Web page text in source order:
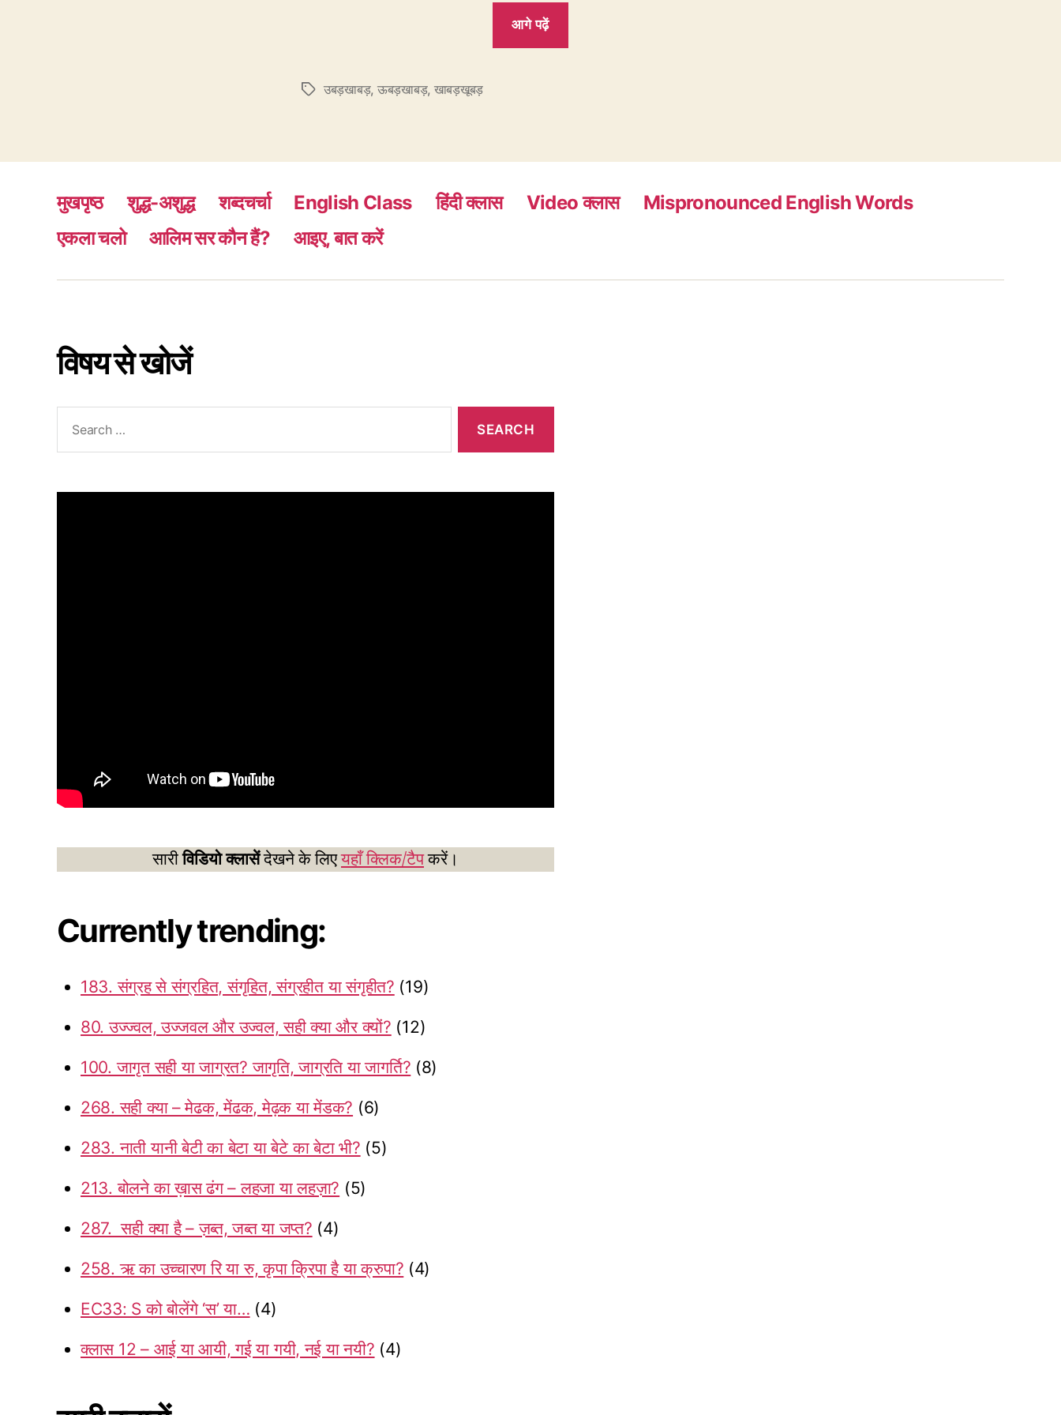
आगे पढ़ें
ऊबड़-
Tagsउबड़खाबड़, ऊबड़खाबड़, खाबड़खूबड़
मुखपृष्ठ शुद्ध-अशुद्ध शब्दचर्चा English Class हिंदी क्लास Video क्लास
Mispronounced English Words
एकला चलो
आलिम सर कौन हैं? आइए, बात करें
विषय से खोजें
for:
सारीविडियो क्लासेंदेखने के लिएयहाँ क्लिक/टैपकरें।
Currently trending:
183. संग्रह से संग्रहित, संगृहित, संग्रहीत या संगृहीत? (19)
80. उज्ज्वल, उज्जवल और उज्वल, सही क्या और क्यों? (12)
100. जागृत सही या जाग्रत? जागृति, जाग्रति या जागर्ति? (8)
268. सही क्या – मेढक, मेंढक, मेढ़क या मेंडक? (6)
283. नाती यानी बेटी का बेटा या बेटे का बेटा भी? (5)
213. बोलने का ख़ास ढंग – लहजा या लहज़ा? (5)
287. सही क्या है – ज़ब्त, जब्त या जप्त? (4)
258. ऋ का उच्चारण रि या रु, कृपा क्रिपा है या क्रुपा? (4)
EC33: S को बोलेंगे ‘स’ या… (4)
क्लास 12 – आई या आयी, गई या गयी, नई या नयी? (4)